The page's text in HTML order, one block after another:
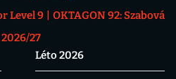
Level 9
OKTAGON 92: Szabová
27
Léto 2026